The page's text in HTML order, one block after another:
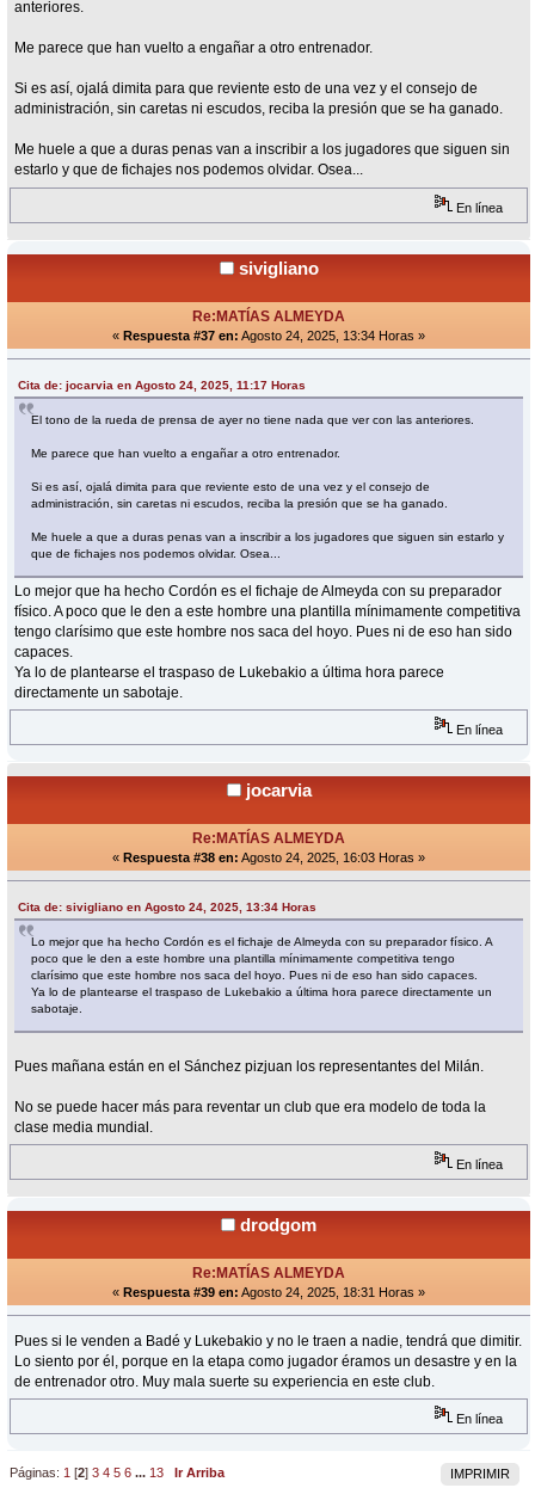
anteriores.
Me parece que han vuelto a engañar a otro entrenador.
Si es así, ojalá dimita para que reviente esto de una vez y el consejo de
administración, sin caretas ni escudos, reciba la presión que se ha ganado.
Me huele a que a duras penas van a inscribir a los jugadores que siguen sin
estarlo y que de fichajes nos podemos olvidar. Osea...
En línea
sivigliano
Re:MATÍAS ALMEYDA
« Respuesta #37 en: Agosto 24, 2025, 13:34 Horas »
Cita de: jocarvia en Agosto 24, 2025, 11:17 Horas
El tono de la rueda de prensa de ayer no tiene nada que ver con las anteriores.
Me parece que han vuelto a engañar a otro entrenador.
Si es así, ojalá dimita para que reviente esto de una vez y el consejo de
administración, sin caretas ni escudos, reciba la presión que se ha ganado.
Me huele a que a duras penas van a inscribir a los jugadores que siguen sin estarlo y
que de fichajes nos podemos olvidar. Osea...
Lo mejor que ha hecho Cordón es el fichaje de Almeyda con su preparador
físico. A poco que le den a este hombre una plantilla mínimamente competitiva
tengo clarísimo que este hombre nos saca del hoyo. Pues ni de eso han sido
capaces.
Ya lo de plantearse el traspaso de Lukebakio a última hora parece
directamente un sabotaje.
En línea
jocarvia
Re:MATÍAS ALMEYDA
« Respuesta #38 en: Agosto 24, 2025, 16:03 Horas »
Cita de: sivigliano en Agosto 24, 2025, 13:34 Horas
Lo mejor que ha hecho Cordón es el fichaje de Almeyda con su preparador físico. A
poco que le den a este hombre una plantilla mínimamente competitiva tengo
clarísimo que este hombre nos saca del hoyo. Pues ni de eso han sido capaces.
Ya lo de plantearse el traspaso de Lukebakio a última hora parece directamente un
sabotaje.
Pues mañana están en el Sánchez pizjuan los representantes del Milán.
No se puede hacer más para reventar un club que era modelo de toda la
clase media mundial.
En línea
drodgom
Re:MATÍAS ALMEYDA
« Respuesta #39 en: Agosto 24, 2025, 18:31 Horas »
Pues si le venden a Badé y Lukebakio y no le traen a nadie, tendrá que dimitir.
Lo siento por él, porque en la etapa como jugador éramos un desastre y en la
de entrenador otro. Muy mala suerte su experiencia en este club.
En línea
IMPRIMIR
Páginas: 1 [2]3 4 5 6 ... 13
Ir Arriba